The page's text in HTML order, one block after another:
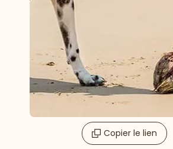
Copier le lien